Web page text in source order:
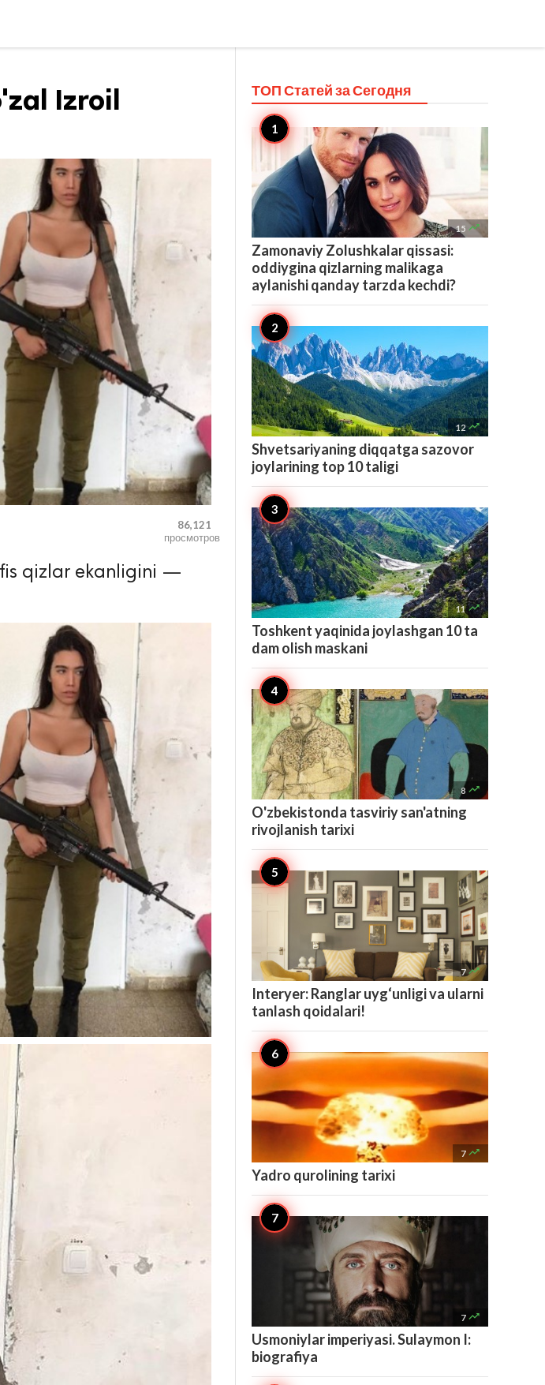
Izroil
86,121
просмотров
qizlar ekanligini —
ТОП Статей заСегодня
15 
Zamonaviy Zolushkalar qissasi:
oddiygina qizlarning malikaga
aylanishi qanday tarzda kechdi?
12 
Shvetsariyaning diqqatga sazovor
joylarining top 10 taligi
11 
Toshkent yaqinida joylashgan 10 ta
dam olish maskani
8 
O'zbekistonda tasviriy san'atning
rivojlanish tarixi
7 
Interyer: Ranglar uyg‘unligi va ularni
tanlash qoidalari!
7 
Yadro qurolining tarixi
7 
Usmoniylar imperiyasi. Sulaymon I:
biografiya